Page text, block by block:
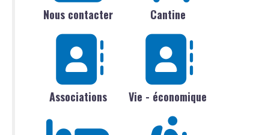
Nous contacter Cantine
Associations Vie - économique